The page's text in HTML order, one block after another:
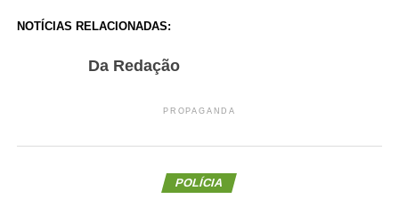
NOTÍCIAS RELACIONADAS:
Da Redação
PROPAGANDA
POLÍCIA